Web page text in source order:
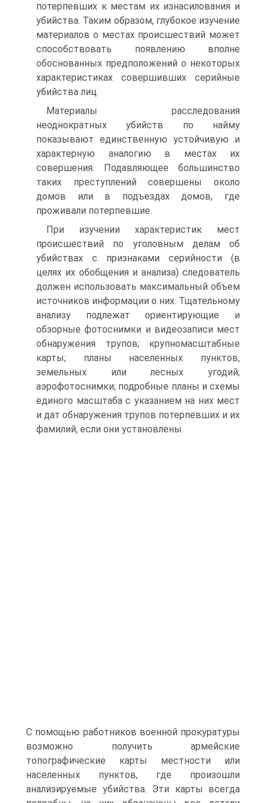
потерпевших к местам их изнасилования и
убийства. Таким образом, глубокое изучение
материалов о местах происшествий может
способствовать появлению вполне
обоснованных предположений о некоторых
характеристиках совершивших серийные
убийства лиц.
Материалы расследования
неоднократных убийств по найму
показывают единственную устойчивую и
характерную аналогию в местах их
совершения. Подавляющее большинство
таких преступлений совершены около
домов или в подъездах домов, где
проживали потерпевшие.
При изучении характеристик мест
происшествий по уголовным делам об
убийствах с признаками серийности (в
целях их обобщения и анализа) следователь
должен использовать максимальный объем
источников информации о них. Тщательному
анализу подлежат ориентирующие и
обзорные фотоснимки и видеозаписи мест
обнаружения трупов; крупномасштабные
карты; планы населенных пунктов,
земельных или лесных угодий;
аэрофотоснимки; подробные планы и схемы
единого масштаба с указанием на них мест
и дат обнаружения трупов потерпевших и их
фамилий, если они установлены.
С помощью работников военной прокуратуры
возможно получить армейские
топографические карты местности или
населенных пунктов, где произошли
анализируемые убийства. Эти карты всегда